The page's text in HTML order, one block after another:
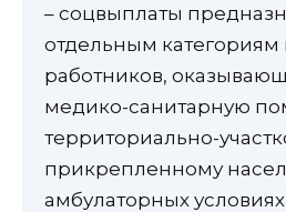
– соцвыплаты
отдельным
работников,
медико-санитарную
территориально-
прикрепленному
амбулаторных